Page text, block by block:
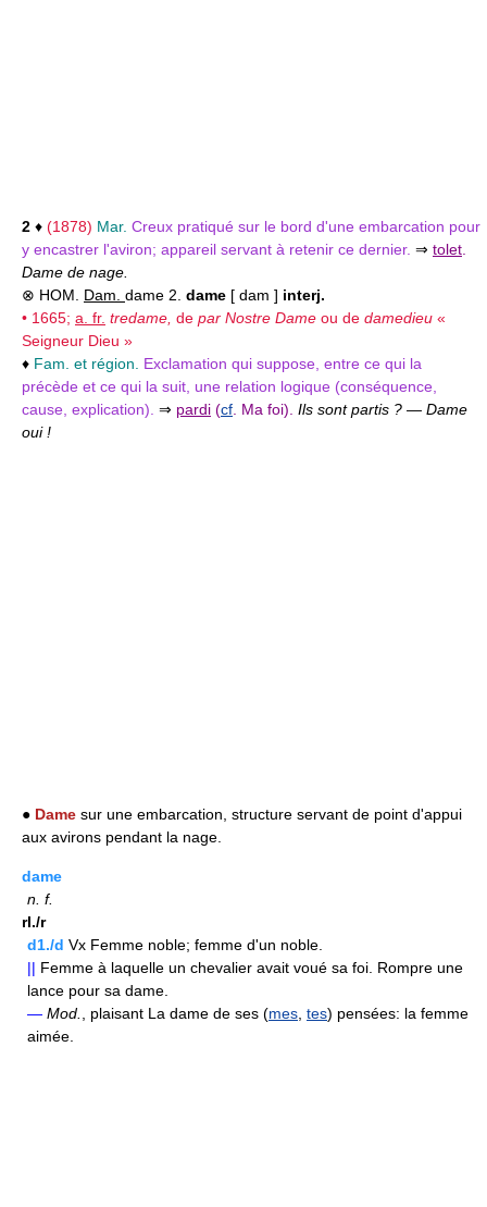
2 ♦ (1878) Mar. Creux pratiqué sur le bord d'une embarcation pour
y encastrer l'aviron; appareil servant à retenir ce dernier. ⇒ tolet
Dame de nage.
⊗ HOM. Dam. dame 2. dame [ dam ] interj.
• 1665; a. fr. tredame, de par Nostre Dame ou de damedieu «
Seigneur Dieu »
♦ Fam. et région.
Exclamation qui suppose, entre ce qui la
précède et ce qui la suit, une relation logique (conséquence,
cause, explication). ⇒ pardi (cf . Ma foi). Ils sont partis ? — Dame
oui !
● Dame sur une embarcation, structure servant de point d'appui
aux avirons pendant la nage.
dame
n. f.
rI./r
d1./d Vx Femme noble; femme d'un noble.
|| Femme à laquelle un chevalier avait voué sa foi. Rompre une
lance pour sa dame.
— Mod. , plaisant La dame de ses (mes tes) pensées: la femme
aimée.